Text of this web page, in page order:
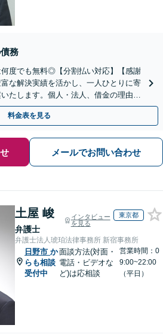
務
度でも無料◎【分割払い対応】【感謝
な解決実績を活かし、一人ひとりに寄
たします。個人・法人、借金の理由に
まずはお気軽にご相談を
料金表を見る
メールでお問い合わせ
土屋 峻
弁護士
インタビュー
を見る
東京都
弁護士法人琥珀法律事務所 新宿事務所
日野市 か
らも相談
受付中
面談方法(対面・
電話・ビデオな
ど)は応相談
営業時間：0
9:00~22:00
（平日）